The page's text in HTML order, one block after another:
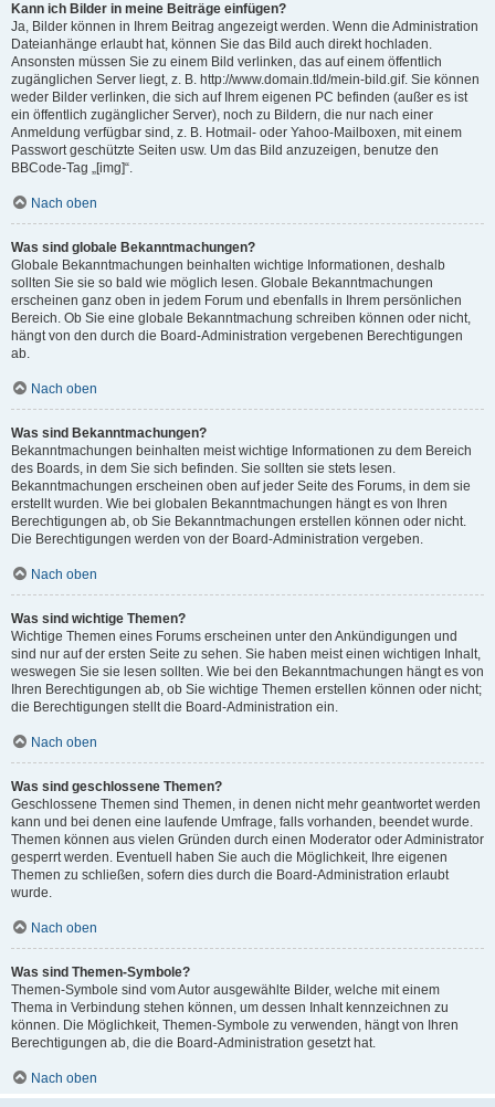
Kann ich Bilder in meine Beiträge einfügen?
Ja, Bilder können in Ihrem Beitrag angezeigt werden. Wenn die Administration
Dateianhänge erlaubt hat, können Sie das Bild auch direkt hochladen.
Ansonsten müssen Sie zu einem Bild verlinken, das auf einem öffentlich
zugänglichen Server liegt, z. B. http://www.domain.tld/mein-bild.gif. Sie können
weder Bilder verlinken, die sich auf Ihrem eigenen PC befinden (außer es ist
ein öffentlich zugänglicher Server), noch zu Bildern, die nur nach einer
Anmeldung verfügbar sind, z. B. Hotmail- oder Yahoo-Mailboxen, mit einem
Passwort geschützte Seiten usw. Um das Bild anzuzeigen, benutze den
BBCode-Tag „[img]“.
Nach oben
Was sind globale Bekanntmachungen?
Globale Bekanntmachungen beinhalten wichtige Informationen, deshalb
sollten Sie sie so bald wie möglich lesen. Globale Bekanntmachungen
erscheinen ganz oben in jedem Forum und ebenfalls in Ihrem persönlichen
Bereich. Ob Sie eine globale Bekanntmachung schreiben können oder nicht,
hängt von den durch die Board-Administration vergebenen Berechtigungen
ab.
Nach oben
Was sind Bekanntmachungen?
Bekanntmachungen beinhalten meist wichtige Informationen zu dem Bereich
des Boards, in dem Sie sich befinden. Sie sollten sie stets lesen.
Bekanntmachungen erscheinen oben auf jeder Seite des Forums, in dem sie
erstellt wurden. Wie bei globalen Bekanntmachungen hängt es von Ihren
Berechtigungen ab, ob Sie Bekanntmachungen erstellen können oder nicht.
Die Berechtigungen werden von der Board-Administration vergeben.
Nach oben
Was sind wichtige Themen?
Wichtige Themen eines Forums erscheinen unter den Ankündigungen und
sind nur auf der ersten Seite zu sehen. Sie haben meist einen wichtigen Inhalt,
weswegen Sie sie lesen sollten. Wie bei den Bekanntmachungen hängt es von
Ihren Berechtigungen ab, ob Sie wichtige Themen erstellen können oder nicht;
die Berechtigungen stellt die Board-Administration ein.
Nach oben
Was sind geschlossene Themen?
Geschlossene Themen sind Themen, in denen nicht mehr geantwortet werden
kann und bei denen eine laufende Umfrage, falls vorhanden, beendet wurde.
Themen können aus vielen Gründen durch einen Moderator oder Administrator
gesperrt werden. Eventuell haben Sie auch die Möglichkeit, Ihre eigenen
Themen zu schließen, sofern dies durch die Board-Administration erlaubt
wurde.
Nach oben
Was sind Themen-Symbole?
Themen-Symbole sind vom Autor ausgewählte Bilder, welche mit einem
Thema in Verbindung stehen können, um dessen Inhalt kennzeichnen zu
können. Die Möglichkeit, Themen-Symbole zu verwenden, hängt von Ihren
Berechtigungen ab, die die Board-Administration gesetzt hat.
Nach oben